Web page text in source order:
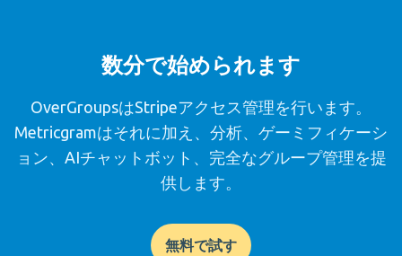
数分で始められます
OverGroupsはStripeアクセス管理を行います。
Metricgramはそれに加え、分析、ゲーミフィケーシ
ョン、AIチャットボット、完全なグループ管理を提
供します。
無料で試す